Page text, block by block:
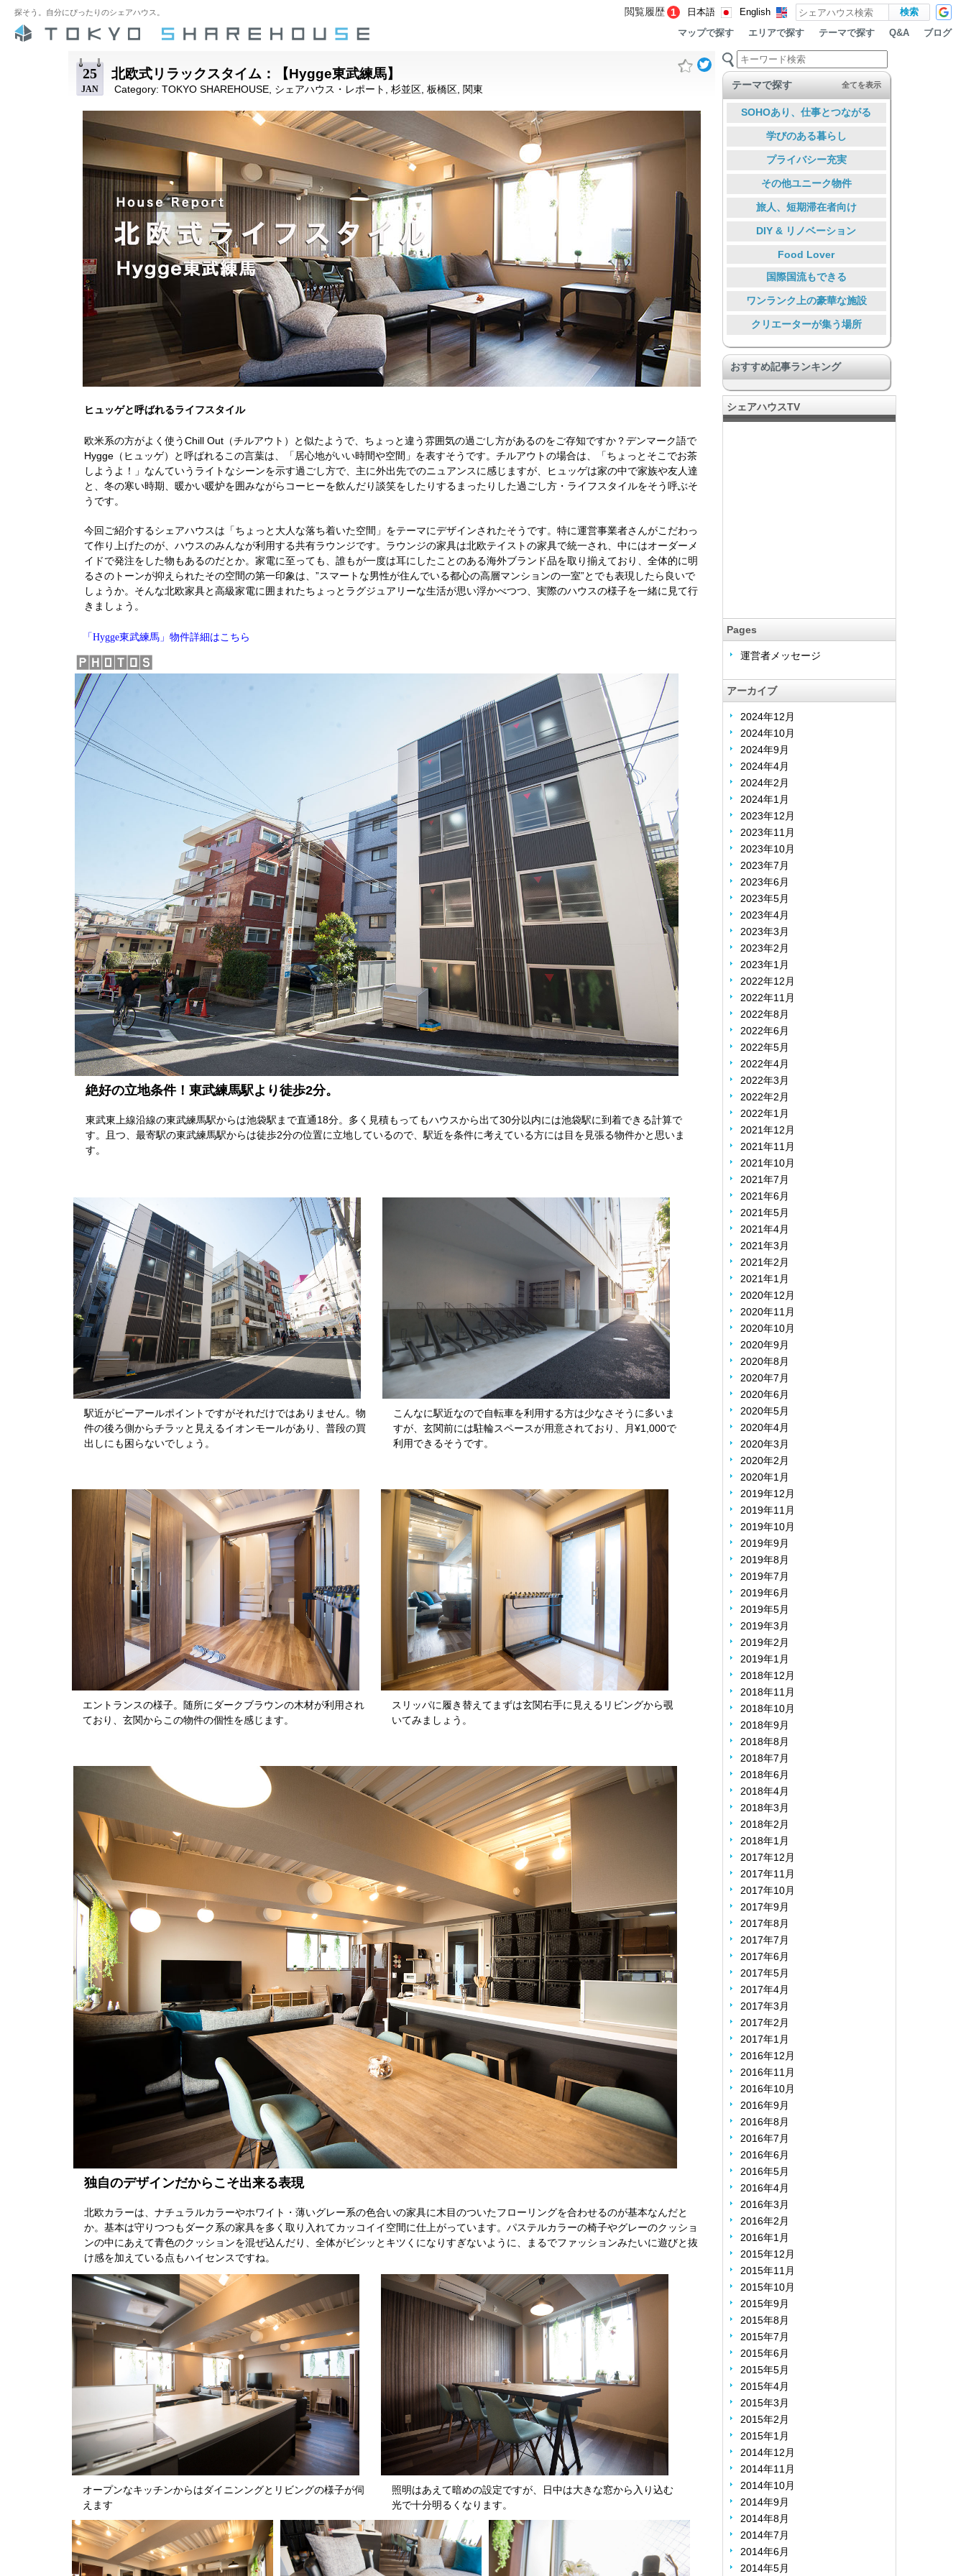
探そう。自分にぴったりのシェアハウス。 閲覧履歴 1 日本語 English
マップで探す エリアで探す テーマで探す Q&A ブログ
25
JAN
北欧式リラックスタイム：【Hygge東武練馬】
Category: TOKYO SHAREHOUSE, シェアハウス・レポート 杉並区, 板橋区, 関東
ヒュッゲと呼ばれるライフスタイル
欧米系の方がよく使うChill Out（チルアウト）と似たようで、ちょっと違う雰囲気の過ごし方があるのをご存知ですか？デンマーク語で
Hygge（ヒュッゲ）と呼ばれるこの言葉は、「居心地がいい時間や空間」を表すそうです。チルアウトの場合は、「ちょっとそこでお茶
しようよ！」なんていうライトなシーンを示す過ごし方で、主に外出先でのニュアンスに感じますが、ヒュッゲは家の中で家族や友人達
と、冬の寒い時期、暖かい暖炉を囲みながらコーヒーを飲んだり談笑をしたりするまったりした過ごし方・ライフスタイルをそう呼ぶそ
うです。
今回ご紹介するシェアハウスは「ちょっと大人な落ち着いた空間」をテーマにデザインされたそうです。特に運営事業者さんがこだわっ
て作り上げたのが、ハウスのみんなが利用する共有ラウンジです。ラウンジの家具は北欧テイストの家具で統一され、中にはオーダーメ
イドで発注をした物もあるのだとか。家電に至っても、誰もが一度は耳にしたことのある海外ブランド品を取り揃えており、全体的に明
るさのトーンが抑えられたその空間の第一印象は、”スマートな男性が住んでいる都心の高層マンションの一室”とでも表現したら良いで
しょうか。そんな北欧家具と高級家電に囲まれたちょっとラグジュアリーな生活が思い浮かべつつ、実際のハウスの様子を一緒に見て行
きましょう。
「Hygge東武練馬」 物件詳細はこちら
絶好の立地条件！東武練馬駅より徒歩2分。
東武東上線沿線の東武練馬駅からは池袋駅まで直通18分。多く見積もってもハウスから出て30分以内には池袋駅に到着できる計算で
す。且つ、最寄駅の東武練馬駅からは徒歩2分の位置に立地しているので、駅近を条件に考えている方には目を見張る物件かと思いま
す。
駅近がピーアールポイントですがそれだけではありません。物
件の後ろ側からチラッと見えるイオンモールがあり、普段の買
出しにも困らないでしょう。
こんなに駅近なので自転車を利用する方は少なさそうに多いま
すが、玄関前には駐輪スペースが用意されており、月¥1,000で
利用できるそうです。
エントランスの様子。随所にダークブラウンの木材が利用され
ており、玄関からこの物件の個性を感じます。
スリッパに履き替えてまずは玄関右手に見えるリビングから覗
いてみましょう。
独自のデザインだからこそ出来る表現
北欧カラーは、ナチュラルカラーやホワイト・薄いグレー系の色合いの家具に木目のついたフローリングを合わせるのが基本なんだと
か。基本は守りつつもダーク系の家具を多く取り入れてカッコイイ空間に仕上がっています。パステルカラーの椅子やグレーのクッショ
ンの中にあえて青色のクッションを混ぜ込んだり、全体がビシッとキツくになりすぎないように、まるでファッションみたいに遊びと抜
け感を加えている点もハイセンスですね。
オープンなキッチンからはダイニンングとリビングの様子が伺
えます
照明はあえて暗めの設定ですが、日中は大きな窓から入り込む
光で十分明るくなります。
テーマで探す 全てを表示
SOHOあり、仕事とつながる
学びのある暮らし
プライバシー充実
その他ユニーク物件
旅人、短期滞在者向け
DIY & リノベーション
Food Lover
国際国流もできる
ワンランク上の豪華な施設
クリエーターが集う場所
コミュニティのある暮らし
音楽好きに嬉しい
大勢で暮らす大型物件
おすすめ記事ランキング
シェアハウスTV
Pages
運営者メッセージ
アーカイブ
2024年12月
2024年10月
2024年9月
2024年4月
2024年2月
2024年1月
2023年12月
2023年11月
2023年10月
2023年7月
2023年6月
2023年5月
2023年4月
2023年3月
2023年2月
2023年1月
2022年12月
2022年11月
2022年8月
2022年6月
2022年5月
2022年4月
2022年3月
2022年2月
2022年1月
2021年12月
2021年11月
2021年10月
2021年7月
2021年6月
2021年5月
2021年4月
2021年3月
2021年2月
2021年1月
2020年12月
2020年11月
2020年10月
2020年9月
2020年8月
2020年7月
2020年6月
2020年5月
2020年4月
2020年3月
2020年2月
2020年1月
2019年12月
2019年11月
2019年10月
2019年9月
2019年8月
2019年7月
2019年6月
2019年5月
2019年3月
2019年2月
2019年1月
2018年12月
2018年11月
2018年10月
2018年9月
2018年8月
2018年7月
2018年6月
2018年4月
2018年3月
2018年2月
2018年1月
2017年12月
2017年11月
2017年10月
2017年9月
2017年8月
2017年7月
2017年6月
2017年5月
2017年4月
2017年3月
2017年2月
2017年1月
2016年12月
2016年11月
2016年10月
2016年9月
2016年8月
2016年7月
2016年6月
2016年5月
2016年4月
2016年3月
2016年2月
2016年1月
2015年12月
2015年11月
2015年10月
2015年9月
2015年8月
2015年7月
2015年6月
2015年5月
2015年4月
2015年3月
2015年2月
2015年1月
2014年12月
2014年11月
2014年10月
2014年9月
2014年8月
2014年7月
2014年6月
2014年5月